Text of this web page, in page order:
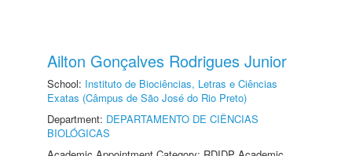
Ailton Gonçalves Rodrigues Junior
School: Instituto de Biociências, Letras e Ciências
Exatas (Câmpus de São José do Rio Preto)
Department: DEPARTAMENTO DE CIÊNCIAS
BIOLÓGICAS